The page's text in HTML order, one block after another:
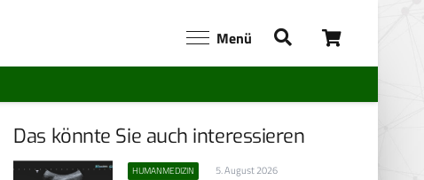
Menü
Das könnte Sie auch interessieren
HUMANMEDIZIN 5. August 2026